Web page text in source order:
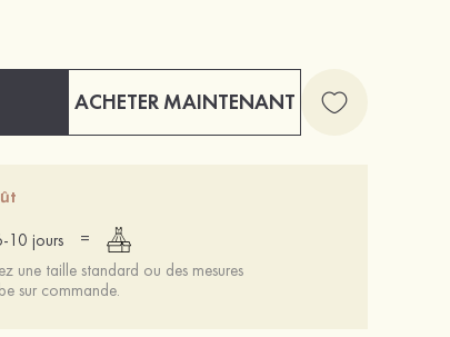
ACHETER MAINTENANT
10 jours
=
une taille standard ou des mesures
sur commande.